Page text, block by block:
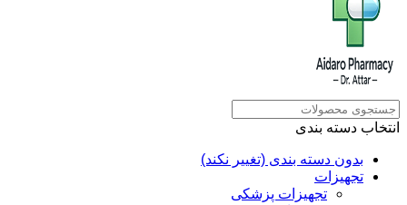
انتخاب دسته بندی
بدون دسته بندی (تغییر نکند)
تجهیزات
تجهیزات پزشکی